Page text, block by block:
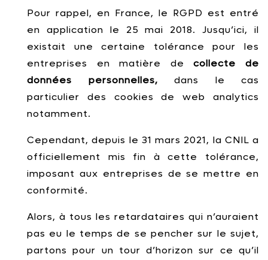
Pour rappel, en France, le RGPD est entré
en application le 25 mai 2018. Jusqu’ici, il
existait une certaine tolérance pour les
entreprises en matière decollecte de
données personnelles, dans le cas
particulier des cookies de web analytics
notamment.
Cependant, depuis le 31 mars 2021, la CNIL a
officiellement mis fin à cette tolérance,
imposant aux entreprises de se mettre en
conformité.
Alors, à tous les retardataires qui n’auraient
pas eu le temps de se pencher sur le sujet,
partons pour un tour d’horizon sur ce qu’il